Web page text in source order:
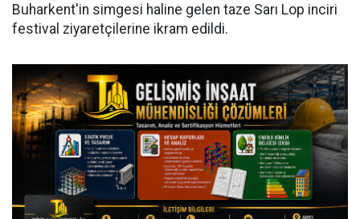
Buharkent'in simgesi haline gelen taze Sarı Lop inciri
festival ziyaretçilerine ikram edildi.